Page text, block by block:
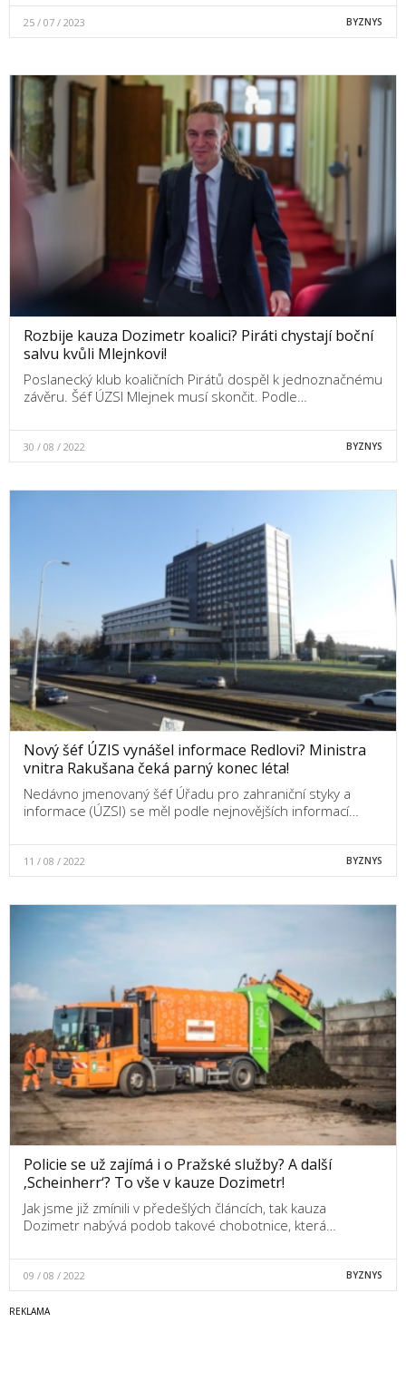
25 / 07 / 2023 BYZNYS
Rozbije kauza Dozimetr koalici? Piráti chystají boční
salvu kvůli Mlejnkovi!
Poslanecký klub koaličních Pirátů dospěl k jednoznačnému
závěru. Šéf ÚZSI Mlejnek musí skončit. Podle…
30 / 08 / 2022 BYZNYS
Nový šéf ÚZIS vynášel informace Redlovi? Ministra
vnitra Rakušana čeká parný konec léta!
Nedávno jmenovaný šéf Úřadu pro zahraniční styky a
informace (ÚZSI) se měl podle nejnovějších informací…
11 / 08 / 2022 BYZNYS
Policie se už zajímá i o Pražské služby? A další
‚Scheinherr‘? To vše v kauze Dozimetr!
Jak jsme již zmínili v předešlých článcích, tak kauza
Dozimetr nabývá podob takové chobotnice, která…
09 / 08 / 2022 BYZNYS